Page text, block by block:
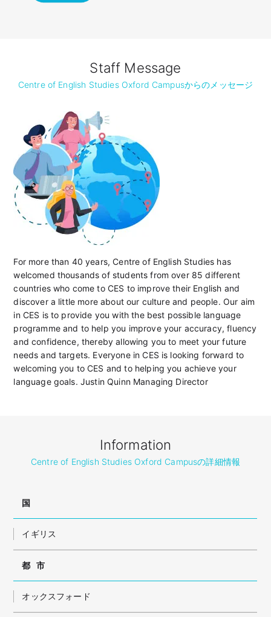
Staff Message
Centre of English Studies Oxford Campusからのメッセージ
For more than 40 years, Centre of English Studies has
welcomed thousands of students from over 85 different
countries who come to CES to improve their English and
discover a little more about our culture and people. Our aim
in CES is to provide you with the best possible language
programme and to help you improve your accuracy, fluency
and confidence, thereby allowing you to meet your future
needs and targets. Everyone in CES is looking forward to
welcoming you to CES and to helping you achieve your
language goals. Justin Quinn Managing Director
Information
Centre of English Studies Oxford Campusの詳細情報
国
イギリス
都市
オックスフォード